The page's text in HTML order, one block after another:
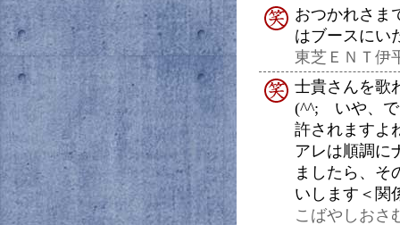
おつかれさま
はブースにい
東芝ＥＮＴ伊
士貴さんを歌
(^^; いや、で
許されますよ
アレは順調に
ましたら、そ
いします＜関
こばやしおさ